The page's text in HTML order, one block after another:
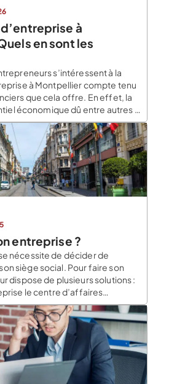
à
en sont les
s’intéressent à la
à Montpellier compte tenu
que cela offre. En effet, la
économique dû entre autres à
et à l’importance
ce qu’il faut savoir de la
à Montpellier. Tout savoir
entreprise ?
nécessite de décider de
siège social. Pour faire son
dispose de plusieurs solutions :
le centre d’affaires
professionnel son domicile
entreprise en pépinière Les
pour les activités de
projets qui nécessitent […]